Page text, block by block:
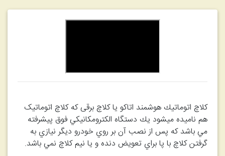
كلاچ اتوماتيك هوشمند اتاکو یا کلاچ برقی که کلاچ اتوماتیک
هم نامیده میشود يك دستگاه الكترومكانيكي فوق پيشرفته
مي باشد كه پس از نصب آن بر روي خودرو ديگر نيازي به
گرفتن كلاچ با پا براي تعويض دنده و يا نيم كلاچ نمي باشد.